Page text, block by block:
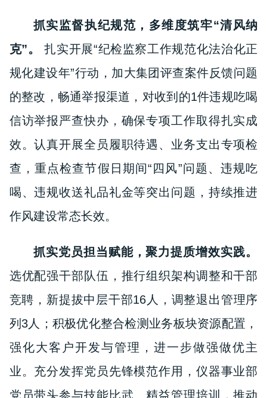
抓实监督执纪规范，多维度筑牢“清风纳
克”。扎实开展“纪检监察工作规范化法治化正
规化建设年”行动，加大集团评查案件反馈问题
的整改，畅通举报渠道，对收到的1件违规吃喝
信访举报严查快办，确保专项工作取得扎实成
效。认真开展全员履职待遇、业务支出专项检
查，重点检查节假日期间“四风”问题、违规吃
喝、违规收送礼品礼金等突出问题，持续推进
作风建设常态长效。
抓实党员担当赋能，聚力提质增效实践。
选优配强干部队伍， 推行组织架构调整和干部
竞聘，新提拔中层干部16人，调整退出管理序
列3人；积极优化整合检测业务板块资源配置，
强化大客户开发与管理，进一步做强做优主
业。 充分发挥党员先锋模范作用， 仪器事业部
党员带头参与技能比武、精益管理培训，推动